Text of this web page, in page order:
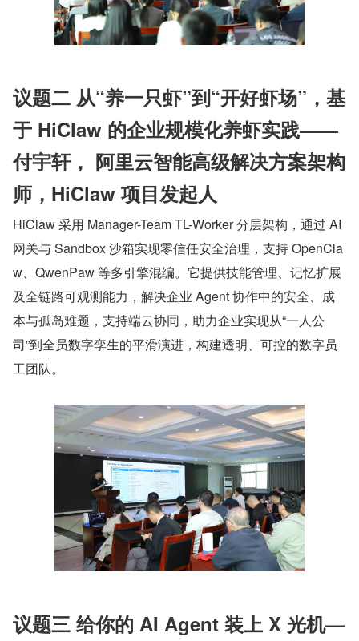
议题二 从“养一只虾”到“开好虾场”，基
于 HiClaw 的企业规模化养虾实践——
付宇轩， 阿里云智能高级解决方案架构
师，HiClaw 项目发起人
HiClaw 采用 Manager-Team TL-Worker 分层架构，通过 AI
网关与 Sandbox 沙箱实现零信任安全治理，支持 OpenCla
w、QwenPaw 等多引擎混编。它提供技能管理、记忆扩展
及全链路可观测能力，解决企业 Agent 协作中的安全、成
本与孤岛难题，支持端云协同，助力企业实现从“一人公
司”到全员数字孪生的平滑演进，构建透明、可控的数字员
工团队。
议题三 给你的 AI Agent 装上 X 光机—